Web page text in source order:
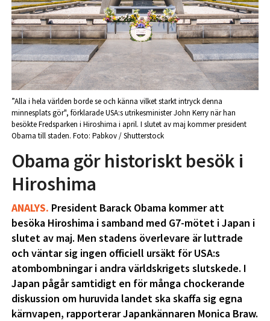
”Alla i hela världen borde se och känna vilket starkt intryck denna
minnesplats gör", förklarade USA:s utrikesminister John Kerry när han
besökte Fredsparken i Hiroshima i april. I slutet av maj kommer president
Obama till staden. Foto: Pabkov / Shutterstock
Obama gör historiskt besök i
Hiroshima
ANALYS. President Barack Obama kommer att
besöka Hiroshima i samband med G7-mötet i Japan i
slutet av maj. Men stadens överlevare är luttrade
och väntar sig ingen officiell ursäkt för USA:s
atombombningar i andra världskrigets slutskede. I
Japan pågår samtidigt en för många chockerande
diskussion om huruvida landet ska skaffa sig egna
kärnvapen, rapporterar Japankännaren Monica Braw.